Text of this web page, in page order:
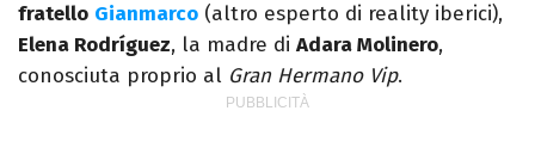
fratello Gianmarco (altro esperto di reality iberici),
Elena Rodríguez, la madre di Adara Molinero,
conosciuta proprio al Gran Hermano Vip.